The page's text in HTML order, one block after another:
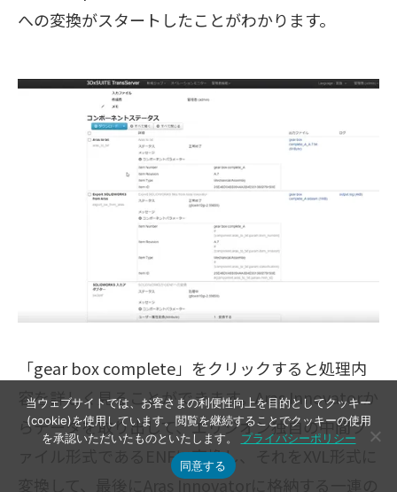
への変換がスタートしたことがわかります。
「gear box complete」をクリックすると処理内
容を詳しく見ることができます。Aras Innovatorか
らデータを取り出して、エリジオン独自の中間フ
ァイル形式であるENFに変換し、それをXVL形式に
変換して、最後にAras Innovatorに格納する一連の
当ウェブサイトでは、お客さまの利便性向上を目的としてクッキー
(cookie)を使用しています。閲覧を継続することでクッキーの使用
を承認いただいたものといたします。 プライバシーポリシー
同意する